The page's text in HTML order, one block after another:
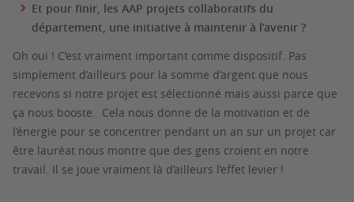
Et pour finir, les AAP projets collaboratifs du
département, une initiative à maintenir à l’avenir ?
Oh oui ! C’est vraiment important comme dispositif. Pas
simplement d’ailleurs pour la somme d’argent que nous
recevons si notre projet est sélectionné mais aussi parce que
ça nous booste. Cela nous donne de la motivation et de
l’énergie pour se concentrer pendant un an sur un projet car
être lauréat nous montre que des gens croient en notre
travail. Il se joue vraiment là d’ailleurs l’effet levier !